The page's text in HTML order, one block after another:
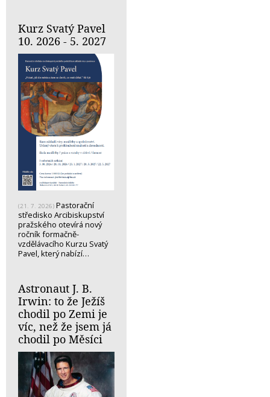
Kurz Svatý Pavel
10. 2026 - 5. 2027
(21. 7. 2026) Pastorační
středisko Arcibiskupství
pražského otevírá nový
ročník formačně-
vzdělávacího Kurzu Svatý
Pavel, který nabízí…
Astronaut J. B.
Irwin: to že Ježíš
chodil po Zemi je
víc, než že jsem já
chodil po Měsíci